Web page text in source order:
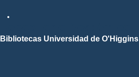
Bibliotecas Universidad de O'Higgins